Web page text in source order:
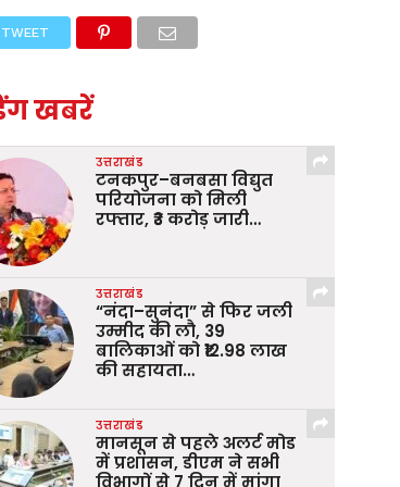
TWEET
खबरें
उत्तराखंड
टनकपुर–बनबसा विद्युत
परियोजना को मिली
रफ्तार, ₹3 करोड़ जारी…
उत्तराखंड
“नंदा–सुनंदा” से फिर जली
उम्मीद की लौ, 39
बालिकाओं को ₹12.98 लाख
की सहायता…
उत्तराखंड
मानसून से पहले अलर्ट मोड
में प्रशासन, डीएम ने सभी
विभागों से 7 दिन में मांगा